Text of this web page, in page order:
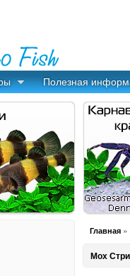
Полезная
Главная »
Мох